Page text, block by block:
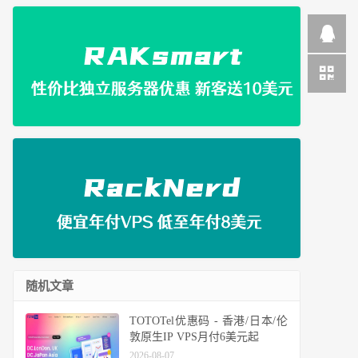
随机文章
TOTOTel优惠码 - 香港/日本/伦
敦原生IP VPS月付6美元起
2026-08-07